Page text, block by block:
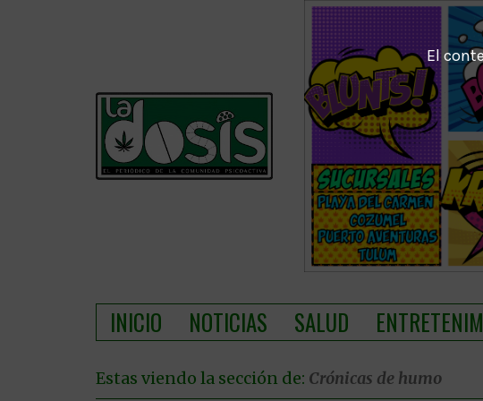
El
INICIO NOTICIAS SALUD
Estas viendo la sección de: Crónicas de humo